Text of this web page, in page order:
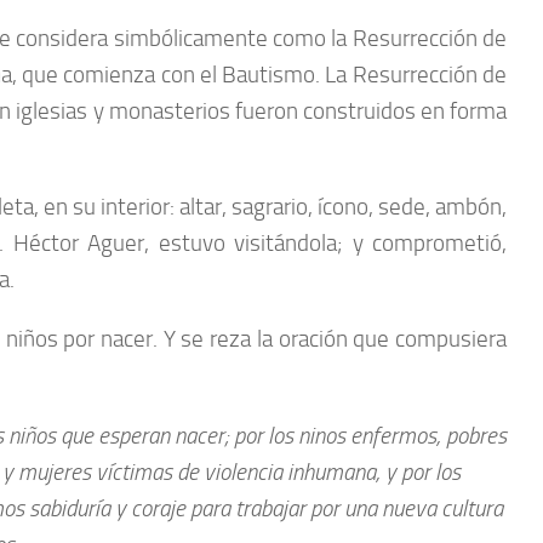
considera simbólicamente como la Resurrección de
que comienza con el Bautismo. La Resurrección de
iglesias y monasterios fueron construidos en forma
en su interior: altar, sagrario, ícono, sede, ambón,
Héctor Aguer, estuvo visitándola; y comprometió,
por nacer. Y se reza la oración que compusiera
que esperan nacer; por los ninos enfermos, pobres
mujeres víctimas de violencia inhumana, y por los
sabiduría y coraje para trabajar por una nueva cultura